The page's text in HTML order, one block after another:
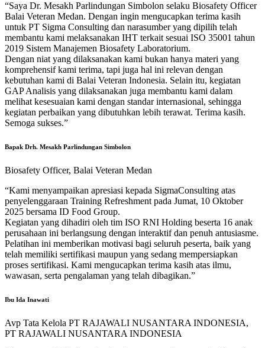
“Saya Dr. Mesakh Parlindungan Simbolon selaku Biosafety Officer
Balai Veteran Medan. Dengan ingin mengucapkan terima kasih
untuk PT Sigma Consulting dan narasumber yang dipilih telah
membantu kami melaksanakan IHT terkait sesuai ISO 35001 tahun
2019 Sistem Manajemen Biosafety Laboratorium.
Dengan niat yang dilaksanakan kami bukan hanya materi yang
komprehensif kami terima, tapi juga hal ini relevan dengan
kebutuhan kami di Balai Veteran Indonesia. Selain itu, kegiatan
GAP Analisis yang dilaksanakan juga membantu kami dalam
melihat kesesuaian kami dengan standar internasional, sehingga
kegiatan perbaikan yang dibutuhkan lebih terawat. Terima kasih.
Semoga sukses.”
Bapak Drh. Mesakh Parlindungan Simbolon
Biosafety Officer, Balai Veteran Medan
“Kami menyampaikan apresiasi kepada SigmaConsulting atas
penyelenggaraan Training Refreshment pada Jumat, 10 Oktober
2025 bersama ID Food Group.
Kegiatan yang dihadiri oleh tim ISO RNI Holding beserta 16 anak
perusahaan ini berlangsung dengan interaktif dan penuh antusiasme.
Pelatihan ini memberikan motivasi bagi seluruh peserta, baik yang
telah memiliki sertifikasi maupun yang sedang mempersiapkan
proses sertifikasi. Kami mengucapkan terima kasih atas ilmu,
wawasan, serta pengalaman yang telah dibagikan.”
Ibu Ida Inawati
Avp Tata Kelola PT RAJAWALI NUSANTARA INDONESIA,
PT RAJAWALI NUSANTARA INDONESIA